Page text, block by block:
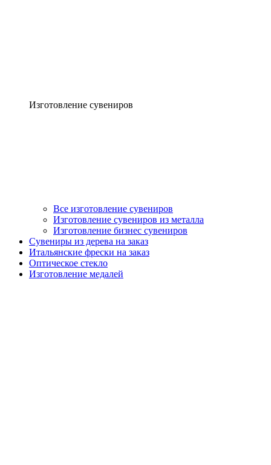
Изготовление сувениров
Все изготовление сувениров
Изготовление сувениров из металла
Изготовление бизнес сувениров
Сувениры из дерева на заказ
Итальянские фрески на заказ
Оптическое стекло
Изготовление медалей